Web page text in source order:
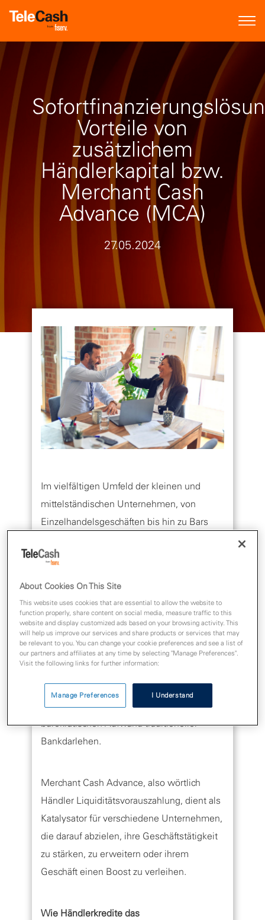
Vorteile von
zusätzlichem
Händlerkapital bzw.
Merchant Cash
Advance (MCA)
27.05.2024
Im vielfältigen Umfeld der kleinen und
mittelständischen Unternehmen, von
Einzelhandelsgeschäften bis hin zu Bars
zeitnahen Finanzspritzen, um Wachstum zu
begegnen.
Zusätzliches Business Kapital („Merchant
Cash Advance“, MCA) taucht auf als
Leuchtfeuer der Hoffnung für schnelle und
flexible Finanzierung und ermöglicht einen
raschen Kapitalzufluss ohne den
bürokratischen Aufwand traditioneller
Bankdarlehen.
Merchant Cash Advance, also wörtlich
Händler Liquiditätsvorauszahlung, dient als
Katalysator für verschiedene Unternehmen,
die darauf abzielen, ihre Geschäftstätigkeit
zu stärken, zu erweitern oder ihrem
Geschäft einen Boost zu verleihen.
Wie Händlerkredite das
About Cookies On This Site
This website uses cookies that are essential to allow the website to
function properly, share content on social media, measure traffic to this
website and display customized ads based on your browsing activity. This
will help us improve our services and share products or services that may
be relevant to you. You can change your cookie preferences and see a list of
our partners and affiliates at any time by selecting "Manage Preferences".
Visit the following links for further information:
Manage Preferences I Understand